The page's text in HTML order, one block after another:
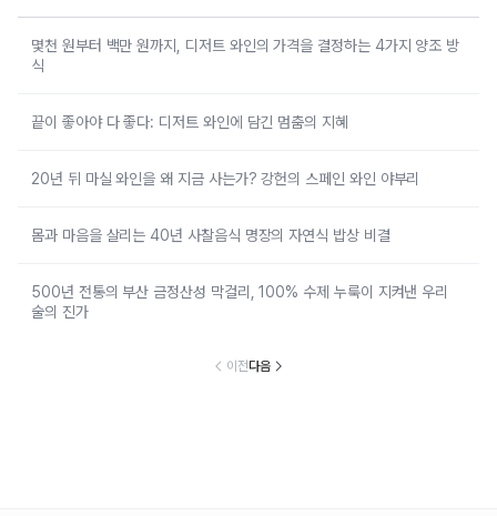
몇천 원부터 백만 원까지, 디저트 와인의 가격을 결정하는 4가지 양조 방
식
끝이 좋아야 다 좋다: 디저트 와인에 담긴 멈춤의 지혜
20년 뒤 마실 와인을 왜 지금 사는가? 강헌의 스페인 와인 야부리
몸과 마음을 살리는 40년 사찰음식 명장의 자연식 밥상 비결
500년 전통의 부산 금정산성 막걸리, 100% 수제 누룩이 지켜낸 우리
술의 진가
이전다음